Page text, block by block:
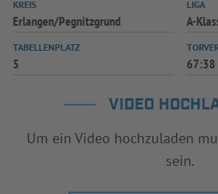
KREIS
Erlangen/Pegnitzgrund
LIGA
A-
TABELLENPLATZ
5 67:38
VIDEO
Um ein Video hochzuladen
sein.